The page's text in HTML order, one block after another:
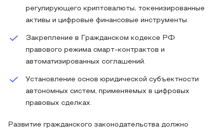
регулирующего криптовалюты, токенизированные
активы и цифровые финансовые инструменты.
Закрепление в Гражданском кодексе РФ
правового режима смарт-контрактов и
автоматизированных соглашений.
Установление основ юридической субъектности
автономных систем, применяемых в цифровых
правовых сделках.
Развитие гражданского законодательства должно